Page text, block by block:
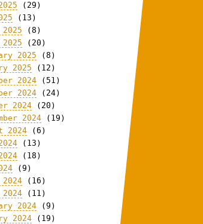
(29)
(13)
(8)
2025 (20)
2025 (8)
2025 (12)
2024 (51)
2024 (24)
2024 (20)
2024 (19)
2024 (6)
(13)
(18)
(9)
(16)
2024 (11)
2024 (9)
2024 (19)